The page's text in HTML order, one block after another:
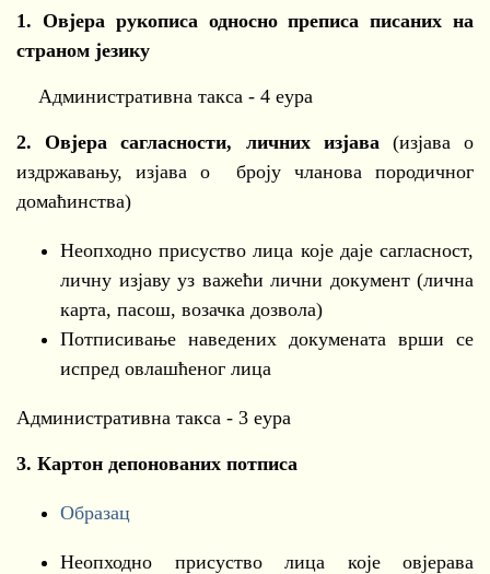
1. Овјера рукописа односно преписа писаних на
страном језику
Административна такса - 4 еура
2.Овјера сагласности, личних изјава(изјава о
издржавању, изјава о броју чланова породичног
домаћинства)
Неопходно присуство лица које даје сагласност,
личну изјаву уз важећи лични документ (лична
карта, пасош, возачка дозвола)
Потписивање наведених докумената врши се
испред овлашћеног лица
Административна такса - 3 еура
3. Картон депонованих потписа
Образац
Неопходно присуство лица које овјерава